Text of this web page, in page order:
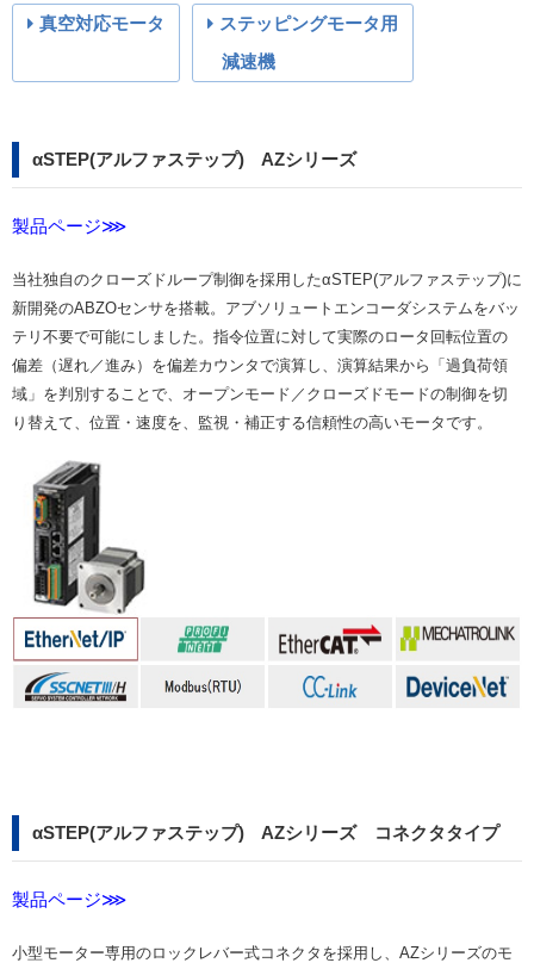
真空対応モータ
ステッピングモータ用
減速機
αSTEP(アルファステップ) AZシリーズ
製品ページ⋙
当社独自のクローズドループ制御を採用したαSTEP(アルファステップ)に
新開発のABZOセンサを搭載。アブソリュートエンコーダシステムをバッ
テリ不要で可能にしました。指令位置に対して実際のロータ回転位置の
偏差（遅れ／進み）を偏差カウンタで演算し、演算結果から「過負荷領
域」を判別することで、オープンモード／クローズドモードの制御を切
り替えて、位置・速度を、監視・補正する信頼性の高いモータです。
αSTEP(アルファステップ) AZシリーズ コネクタタイプ
製品ページ⋙
小型モーター専用のロックレバー式コネクタを採用し、AZシリーズのモ